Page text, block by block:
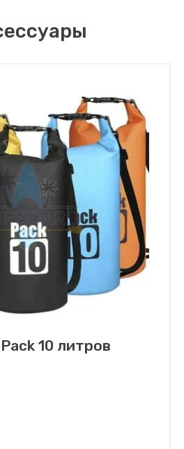
10 литров